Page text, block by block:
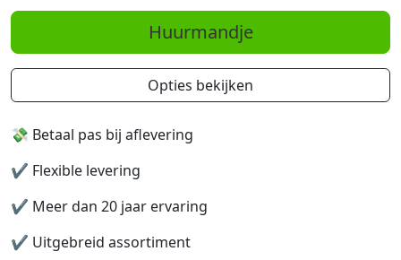
Huurmandje
Opties bekijken
💸 Betaal pas bij aflevering
✔️ Flexible levering
✔️ Meer dan 20 jaar ervaring
✔️ Uitgebreid assortiment